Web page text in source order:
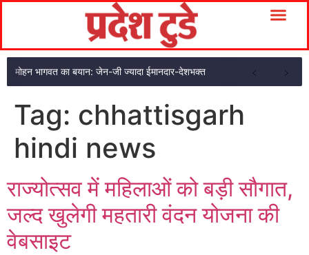
मोहन भागवत का बयान: जेन-जी ज्यादा ईमानदार-देशभक्त
Tag: chhattisgarh
hindi news
राज्योत्सव में महिलाओं को बड़ी सौगात,
जल्द खुलेगी महतारी वंदन योजना की
वेबसाइट